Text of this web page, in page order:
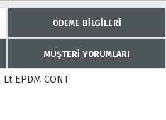
ÖDEME BİLGİLERİ
MÜŞTERİ YORUMLARI
EPDM CONT